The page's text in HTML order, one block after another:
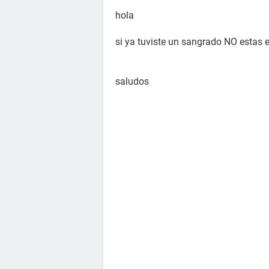
hola
si ya tuviste un sangrado NO estas
saludos